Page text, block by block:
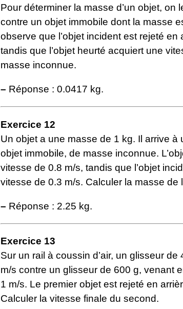
Pour déterminer la masse d’un objet, on
contre un objet immobile dont la masse
observe que l’objet incident est rejeté
tandis que l’objet heurté acquiert une
masse inconnue.
– Réponse : 0.0417 kg.
Exercice 12
Un objet a une masse de 1 kg. Il arrive
objet immobile, de masse inconnue.
vitesse de 0.8 m/s, tandis que l’objet
vitesse de 0.3 m/s. Calculer la masse de
– Réponse : 2.25 kg.
Exercice 13
Sur un rail à coussin d’air, un glisseur
m/s contre un glisseur de 600 g, venant
1 m/s. Le premier objet est rejeté en
Calculer la vitesse finale du second.